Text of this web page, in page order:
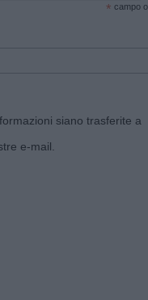
* campo
siano trasferite a
e-mail.